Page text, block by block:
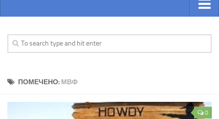
АЗИЯ
Вооружение Азии
ПОМЕЧЕНО: МВФ
0